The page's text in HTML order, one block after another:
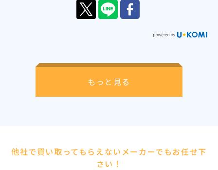
もっと見る
他社で買い取ってもらえないメーカーでもお任せ下
さい！